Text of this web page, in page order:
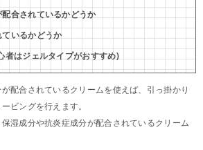
合されているかどうか
いるかどうか
者はジェルタイプがおすすめ)
配合されているクリームを使えば、引っ掛かり
ビングを行えます。
湿成分や抗炎症成分が配合されているクリーム